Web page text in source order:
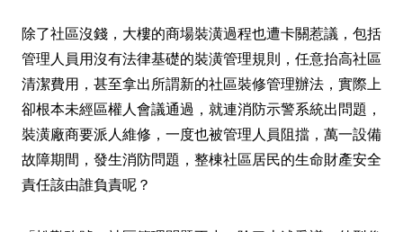
除了社區沒錢，大樓的商場裝潢過程也遭卡關惹議，包括
管理人員用沒有法律基礎的裝潢管理規則，任意抬高社區
清潔費用，甚至拿出所謂新的社區裝修管理辦法，實際上
卻根本未經區權人會議通過，就連消防示警系統出問題，
裝潢廠商要派人維修，一度也被管理人員阻擋，萬一設備
故障期間，發生消防問題，整棟社區居民的生命財產安全
責任該由誰負責呢？